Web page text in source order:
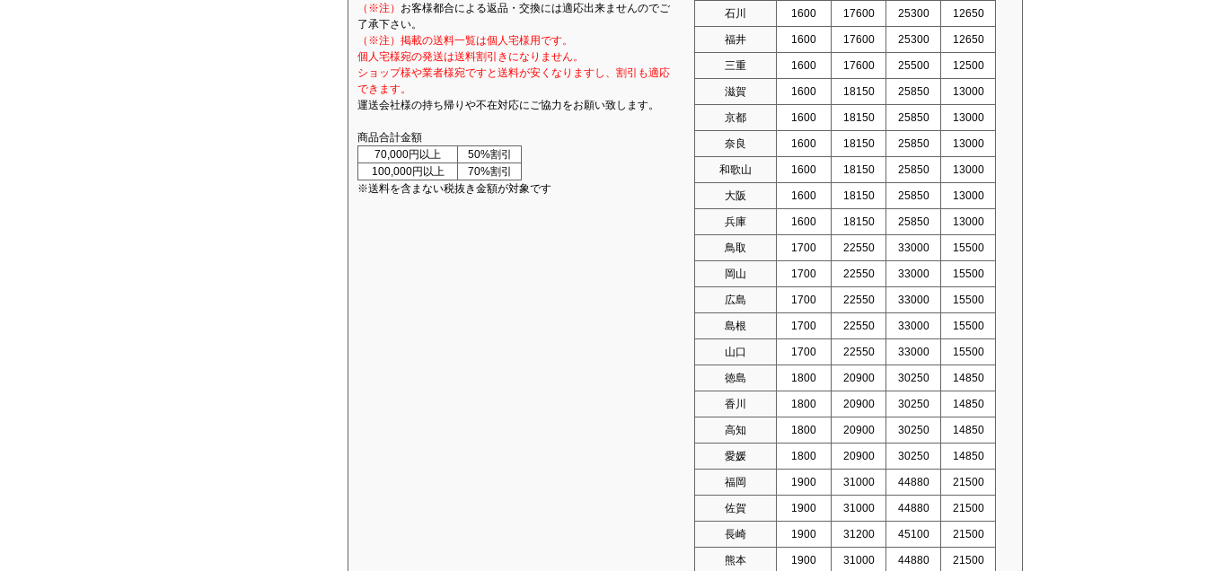
（※注） お客様都合による返品・交換には適応出来ませんのでご
了承下さい。
（※注）掲載の送料一覧は個人宅様用です。
個人宅様宛の発送は送料割引きになりません。
ショップ様や業者様宛ですと送料が安くなりますし、割引も適応
できます。
運送会社様の持ち帰りや不在対応にご協力をお願い致します。
商品合計金額
70,000円以上
50%割引
100,000円以上
70%割引
※送料を含まない税抜き金額が対象です
石川 1600 17600 25300 12650
福井 1600 17600 25300 12650
三重 1600 17600 25500 12500
滋賀 1600 18150 25850 13000
京都 1600 18150 25850 13000
奈良 1600 18150 25850 13000
和歌山 1600 18150 25850 13000
大阪 1600 18150 25850 13000
兵庫 1600 18150 25850 13000
鳥取 1700 22550 33000 15500
岡山 1700 22550 33000 15500
広島 1700 22550 33000 15500
島根 1700 22550 33000 15500
山口 1700 22550 33000 15500
徳島 1800 20900 30250 14850
香川 1800 20900 30250 14850
高知 1800 20900 30250 14850
愛媛 1800 20900 30250 14850
福岡 1900 31000 44880 21500
佐賀 1900 31000 44880 21500
長崎 1900 31200 45100 21500
熊本 1900 31000 44880 21500